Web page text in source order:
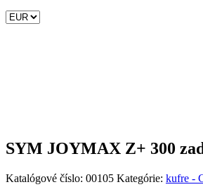
SYM JOYMAX Z+ 300
Katalógové číslo: 00105 Kategórie: kufre -